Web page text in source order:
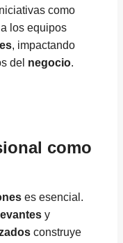
como
los equipos
, impactando
del negocio.
como
es esencial.
y
construye